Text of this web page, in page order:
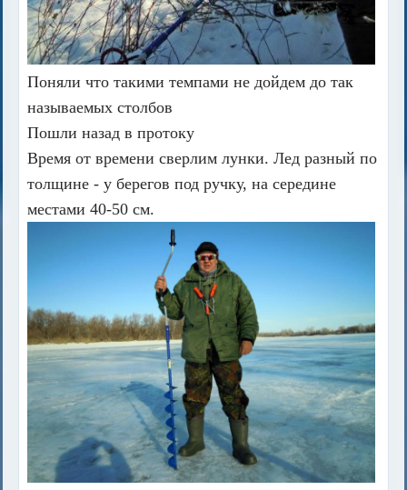
Поняли что такими темпами не дойдем до так
называемых столбов
Пошли назад в протоку
Время от времени сверлим лунки. Лед разный по
толщине - у берегов под ручку, на середине
местами 40-50 см.